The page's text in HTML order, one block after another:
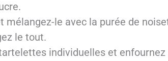
mélangez-le avec la purée de
le tout.
individuelles et